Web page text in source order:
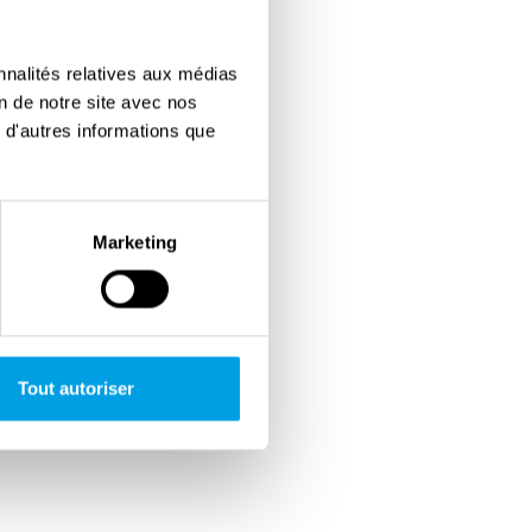
relatives aux médias
de notre site avec nos
informations que
Marketing
Tout autoriser